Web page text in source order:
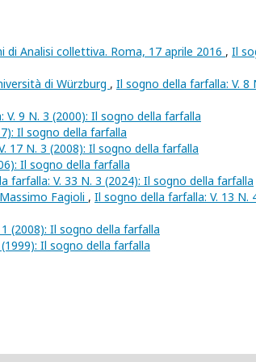
di Analisi collettiva. Roma, 17 aprile 2016 , Il
di Würzburg , Il sogno della farfalla: V. 8
9 N. 3 (2000): Il sogno della farfalla
Il sogno della farfalla
17 N. 3 (2008): Il sogno della farfalla
Il sogno della farfalla
farfalla: V. 33 N. 3 (2024): Il sogno della farfalla
Fagioli , Il sogno della farfalla: V. 13 N.
(2008): Il sogno della farfalla
Il sogno della farfalla